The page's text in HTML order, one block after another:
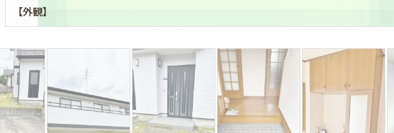
【外観】